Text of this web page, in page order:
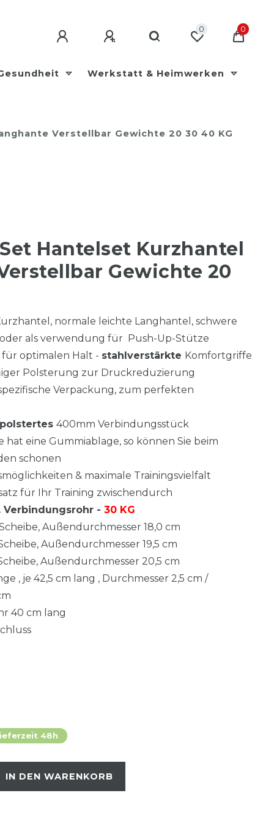
0 0
Werkstatt & Heimwerken
Verstellbar Gewichte 20 30 40 KG
Hantelset Kurzhantel
Gewichte 20
normale leichte Langhantel, schwere
als verwendung für Push-Up-Stütze
optimalen Halt - stahlverstärkte Komfortgriffe
Polsterung zur Druckreduzierung
Verpackung, zum perfekten
400mm Verbindungsstück
hat eine Gummiablage, so können Sie beim
schonen
& maximale Trainingsvielfalt
für Ihr Training zwischendurch
Verbindungsrohr - 30 KG
Außendurchmesser 18,0 cm
Außendurchmesser 19,5 cm
Außendurchmesser 20,5 cm
, je 42,5 cm lang , Durchmesser 2,5 cm /
40 cm lang
48h
IN DEN WARENKORB